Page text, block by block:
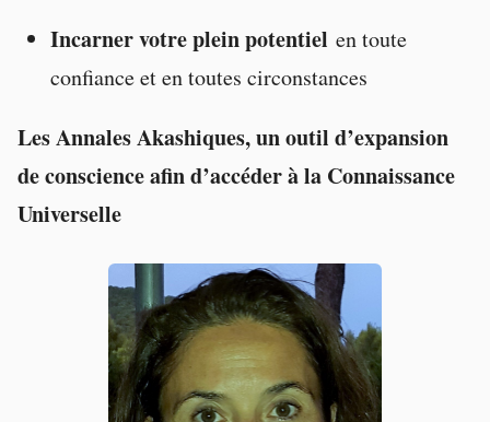
Incarner votre plein potentielen toute
confiance et en toutes circonstances
Les Annales Akashiques, un outil d’expansion
de conscience afin d’accéder à la Connaissance
Universelle